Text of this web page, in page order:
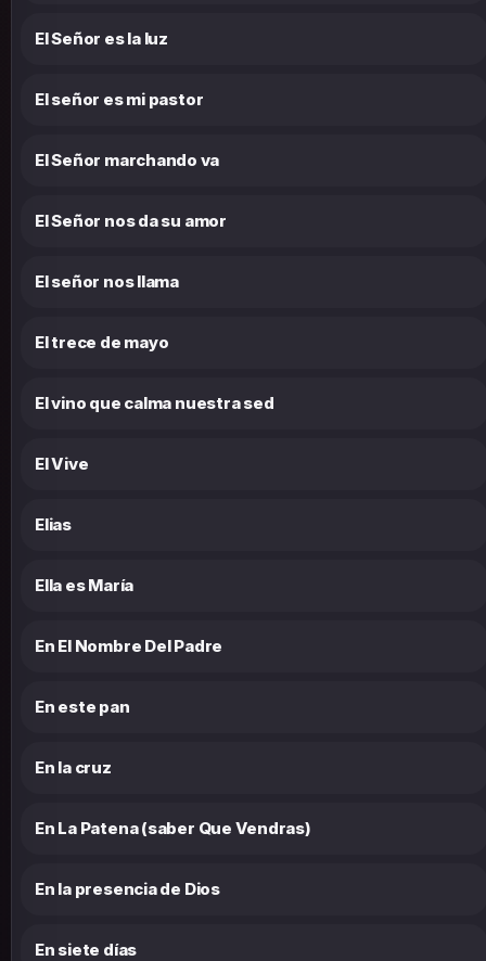
El Señor es la luz
El señor es mi pastor
El Señor marchando va
El Señor nos da su amor
El señor nos llama
El trece de mayo
El vino que calma nuestra sed
El Vive
Elias
Ella es María
En El Nombre Del Padre
En este pan
En la cruz
En La Patena (saber Que Vendras)
En la presencia de Dios
En siete días